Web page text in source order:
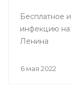
Бесплатное
инфекцию на
Ленина
6 мая 2022